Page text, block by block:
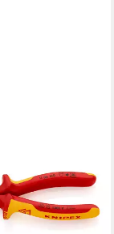
mit
universal
(1)